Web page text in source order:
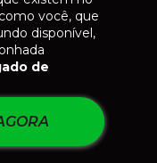
ruandês:
nos
da
Instituto
Possui
artigos
com Qualis
você, que
disponível,
de